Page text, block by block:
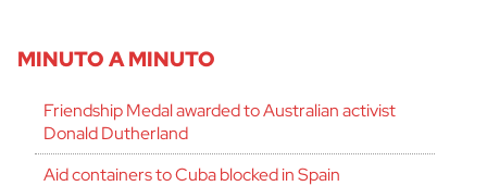
MINUTO A MINUTO
Friendship Medal awarded to Australian activist
Donald Dutherland
Aid containers to Cuba blocked in Spain